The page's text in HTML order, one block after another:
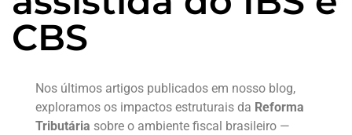
CBS
Nos últimos artigos publicados em nosso blog,
exploramos os impactos estruturais da Reforma
Tributária sobre o ambiente fiscal brasileiro —